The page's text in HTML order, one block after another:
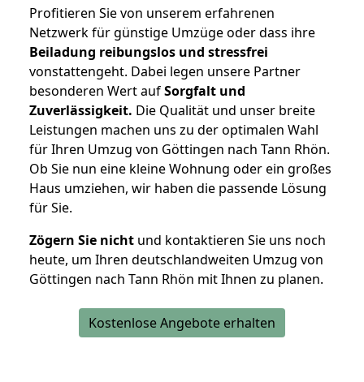
Profitieren Sie von unserem erfahrenen
Netzwerk für günstige Umzüge oder dass ihre
Beiladung reibungslos und stressfrei
vonstattengeht. Dabei legen unsere Partner
besonderen Wert aufSorgfalt und
Zuverlässigkeit. Die Qualität und unser breite
Leistungen machen uns zu der optimalen Wahl
für Ihren Umzug von Göttingen nach Tann Rhön.
Ob Sie nun eine kleine Wohnung oder ein großes
Haus umziehen, wir haben die passende Lösung
für Sie.
Zögern Sie nicht und kontaktieren Sie uns noch
heute, um Ihren deutschlandweiten Umzug von
Göttingen nach Tann Rhön mit Ihnen zu planen.
Kostenlose Angebote erhalten